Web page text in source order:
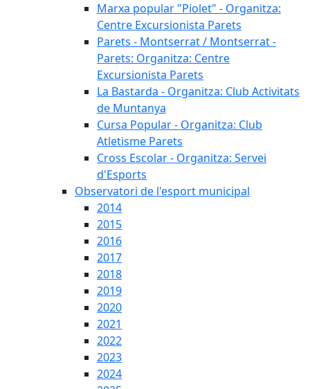
Marxa popular "Piolet" - Organitza:
Centre Excursionista Parets
Parets - Montserrat / Montserrat -
Parets: Organitza: Centre
Excursionista Parets
La Bastarda - Organitza: Club Activitats
de Muntanya
Cursa Popular - Organitza: Club
Atletisme Parets
Cross Escolar - Organitza: Servei
d'Esports
Observatori de l'esport municipal
2014
2015
2016
2017
2018
2019
2020
2021
2022
2023
2024